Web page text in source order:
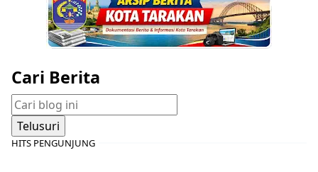
Cari Berita
HITS PENGUNJUNG